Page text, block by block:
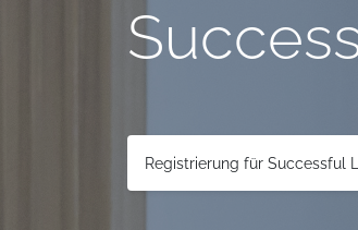
Registrierung für Successful